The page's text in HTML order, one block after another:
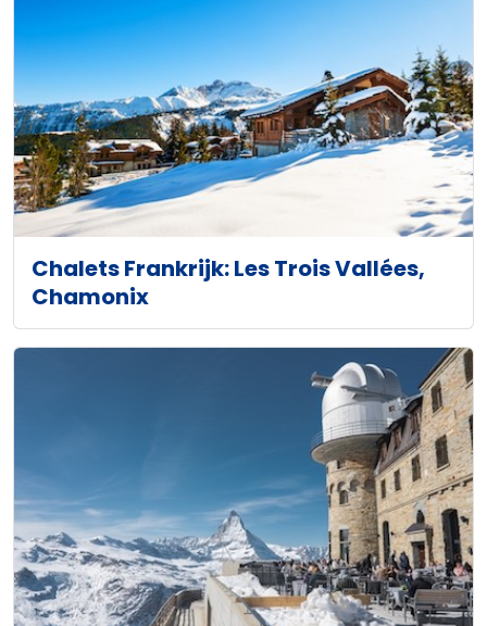
Chalets Frankrijk: Les Trois Vallées,
Chamonix